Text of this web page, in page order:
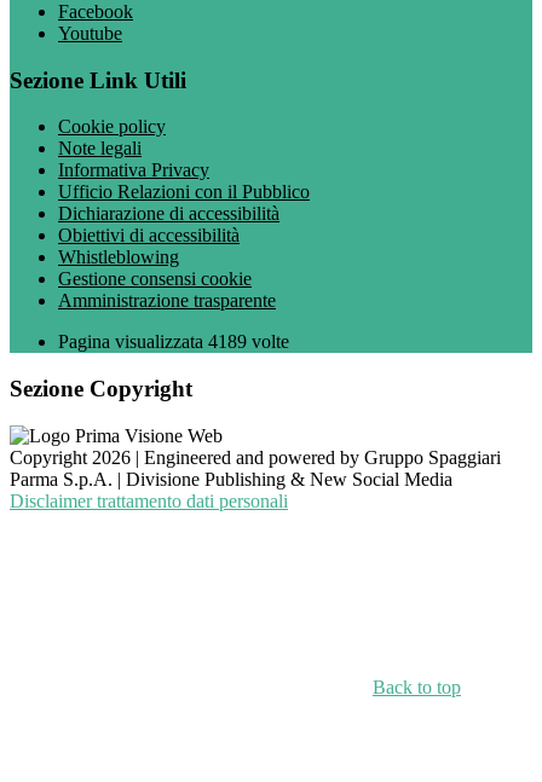
Facebook
Youtube
Sezione Link Utili
Cookie policy
Note legali
Informativa Privacy
Ufficio Relazioni con il Pubblico
Dichiarazione di accessibilità
Obiettivi di accessibilità
Whistleblowing
Gestione consensi cookie
Amministrazione trasparente
Pagina visualizzata 4189 volte
Sezione Copyright
Copyright 2026 | Engineered and powered by Gruppo Spaggiari
Parma S.p.A. | Divisione Publishing & New Social Media
Disclaimer trattamento dati personali
Back to top